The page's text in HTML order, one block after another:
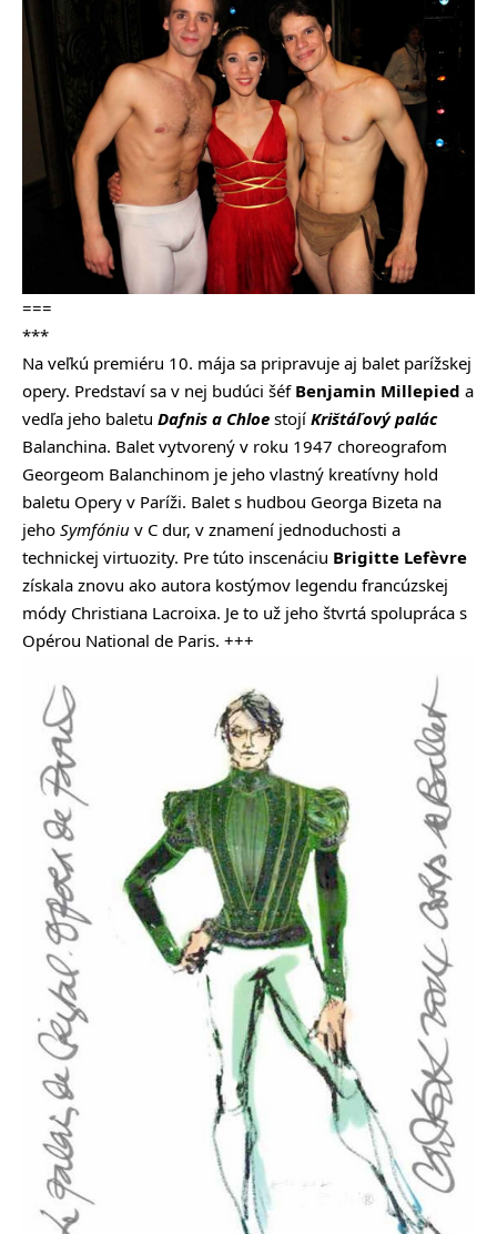
===
***
Na veľkú premiéru 10. mája sa pripravuje aj balet parížskej
opery. Predstaví sa v nej budúci šéf Benjamin Millepied a
vedľa jeho baletu Dafnis a Chloe stojí Krištáľový palác
Balanchina. Balet vytvorený v roku 1947 choreografom
Georgeom Balanchinom je jeho vlastný kreatívny hold
baletu Opery v Paríži. Balet s hudbou Georga Bizeta na
jeho Symfóniu v C dur, v znamení jednoduchosti a
technickej virtuozity. Pre túto inscenáciu Brigitte Lefèvre
získala znovu ako autora kostýmov legendu francúzskej
módy Christiana Lacroixa. Je to už jeho štvrtá spolupráca s
Opérou National de Paris. +++